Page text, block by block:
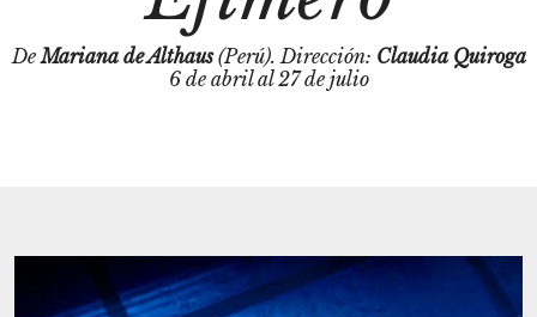
DeMariana de Althaus(Perú). Dirección: Claudia Quiroga
6 de abril al 27 de julio